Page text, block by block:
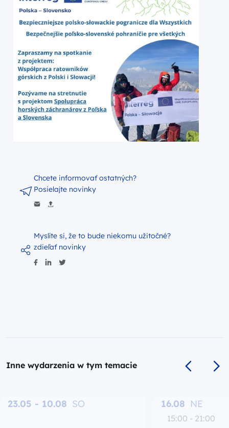
Myslíte si, že to bude niekomu užitočné?
zdieľať novinky
Chcete informovať ostatných?
Posielajte novinky
Inne wydarzenia w tym temacie
Poprzedni
23.05 - 10.08 SO 16.08 NE
15:00 - 21:00